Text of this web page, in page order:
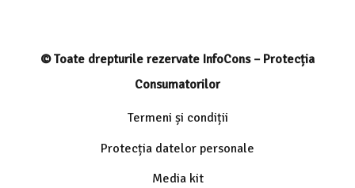
© Toate drepturile rezervate InfoCons – Protecția
Consumatorilor
Termeni și condiții
Protecția datelor personale
Media kit